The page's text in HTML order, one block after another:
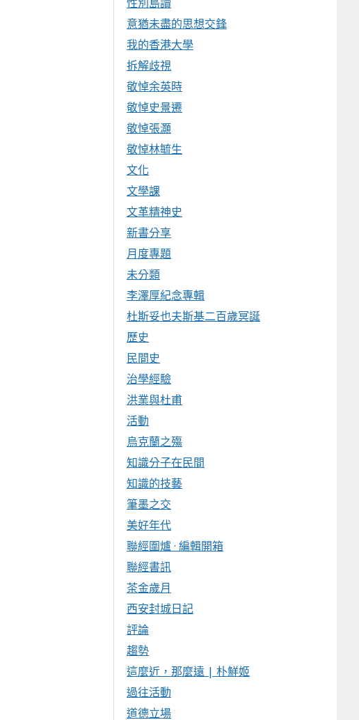
意猶未盡的思想交鋒
我的香港大學
拆解歧視
敬悼余英時
敬悼史景遷
敬悼張灝
敬悼林毓生
文化
文學課
文革精神史
新書分享
月度專題
未分類
李澤厚紀念專輯
杜斯妥也夫斯基二百歲冥誕
歷史
民間史
治學經驗
洪業與杜甫
活動
烏克蘭之殤
知識分子在民間
知識的技藝
筆墨之交
美好年代
聯經圍爐 · 編輯開箱
聯經書訊
茶金歲月
西安封城日記
評論
趨勢
這麼近，那麼遠 | 朴鮮姬
過往活動
道德立場